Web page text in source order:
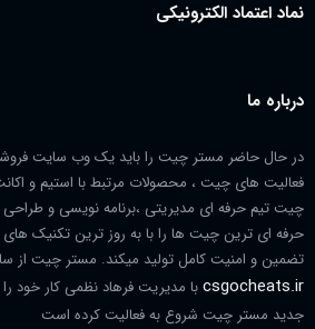
نماد اعتماد الکترونیکی
درباره ما
در حال حاضر مستر چیت را باید یک وب سایت
فعالیت های چیت ، محصولات مرتبط با استیم و
چیت تیم حرفه ای مدیریتی ،برنامه نویسی و طراحی
حرفه ای ترین چیت ها را با به روز ترین تکنیک
تضمین و امنیت کامل تولید میکند. مستر چیت از سال 96 با
csgocheats.irبا مدیریت فرهاد نظمی کار خود
جدید مستر چیت شروع به فعالیت کرده است